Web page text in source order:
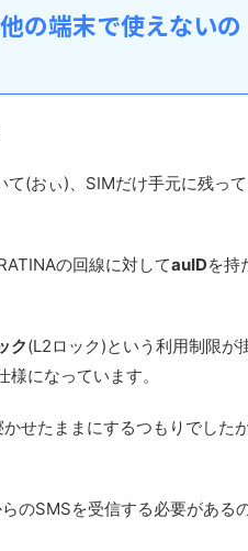
の端末で使えないの
て(おぃ)、SIMだけ手元に残っ
の回線に対してauIDを持
ク(L2ロック)という利用制限が
になっています。
せたままにするつもりでした
のSMSを受信する必要がある